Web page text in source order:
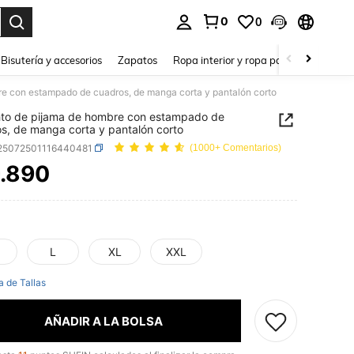
0 0
Bisutería y accesorios Zapatos Ropa interior y ropa para dormir
con estampado de cuadros, de manga corta y pantalón corto
de pijama de hombre con estampado de
de manga corta y pantalón corto
(1000+ Comentarios)
AND AVAILABILITY
L XL XXL
de Tallas
AÑADIR A LA BOLSA